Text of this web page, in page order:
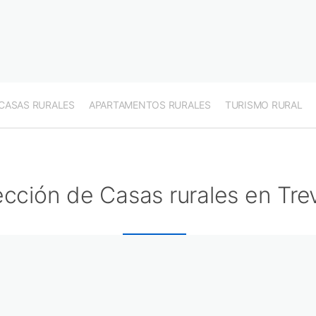
RURALES APARTAMENTOS RURALES TURISMO RURAL
de Casas rurales en